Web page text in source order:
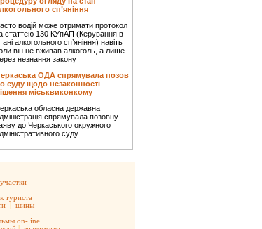
сп’яніння
водій може отримати протокол
статтею 130 КУпАП (Керування в
алкогольного сп’яніння) навіть
він не вживав алкоголь, а лише
незнання закону
ОДА спрямувала позов
суду щодо незаконності
міськвиконкому
обласна державна
спрямувала позовну
до Черкаського окружного
суду
туриста
| шины
on-line